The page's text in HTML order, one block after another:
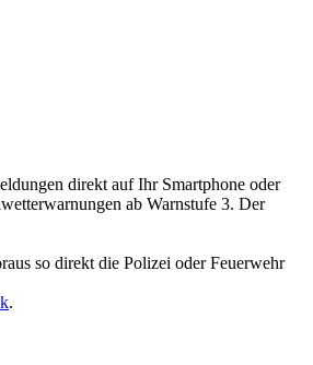
direkt auf Ihr Smartphone oder
ab Warnstufe 3. Der
so direkt die Polizei oder Feuerwehr
.